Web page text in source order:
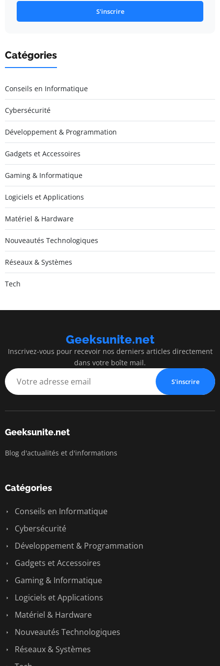
S'inscrire
Catégories
Conseils en Informatique
Cybersécurité
Développement & Programmation
Gadgets et Accessoires
Gaming & Informatique
Logiciels et Applications
Matériel & Hardware
Nouveautés Technologiques
Réseaux & Systèmes
Tech
Geeksunite.net
Inscrivez-vous pour recevoir nos derniers articles directement
dans votre boîte mail.
S'inscrire
Geeksunite.net
Blog d'actualités et d'informations
Catégories
Conseils en Informatique
Cybersécurité
Développement & Programmation
Gadgets et Accessoires
Gaming & Informatique
Logiciels et Applications
Matériel & Hardware
Nouveautés Technologiques
Réseaux & Systèmes